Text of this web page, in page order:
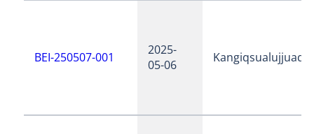
BEI-250507-001
2025-
05-06
Kangiqsualujjuaq